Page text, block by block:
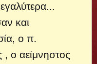
και
ο π.
, ο αείμνηστος